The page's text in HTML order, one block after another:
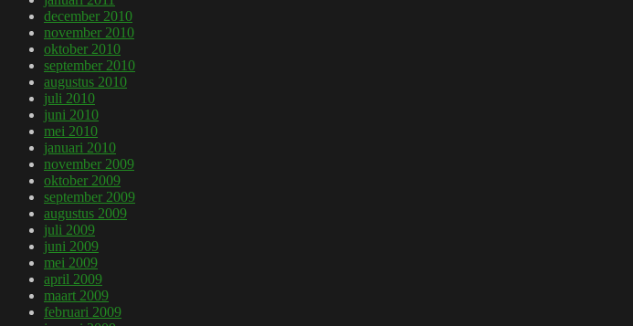
december 2010
november 2010
oktober 2010
september 2010
augustus 2010
juli 2010
juni 2010
mei 2010
januari 2010
november 2009
oktober 2009
september 2009
augustus 2009
juli 2009
juni 2009
mei 2009
april 2009
maart 2009
februari 2009